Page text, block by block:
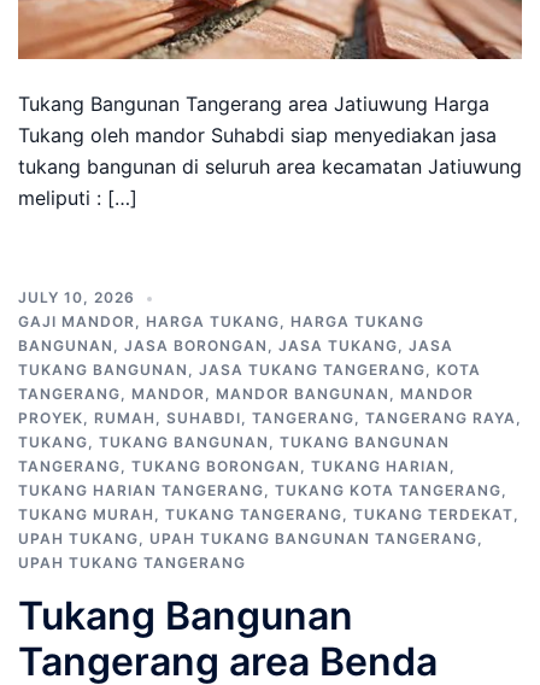
Tukang Bangunan Tangerang area Jatiuwung Harga
Tukang oleh mandor Suhabdi siap menyediakan jasa
tukang bangunan di seluruh area kecamatan Jatiuwung
meliputi : […]
JULY 10, 2026
GAJI MANDOR, HARGA TUKANG, HARGA TUKANG
BANGUNAN , JASA BORONGAN , JASA TUKANG, JASA
TUKANG BANGUNAN , JASA TUKANG TANGERANG, KOTA
TANGERANG, MANDOR, MANDOR BANGUNAN , MANDOR
PROYEK, RUMAH , SUHABDI, TANGERANG, TANGERANG RAYA,
TUKANG, TUKANG BANGUNAN , TUKANG BANGUNAN
TANGERANG, TUKANG BORONGAN , TUKANG HARIAN ,
TUKANG HARIAN TANGERANG, TUKANG KOTA TANGERANG,
TUKANG MURAH , TUKANG TANGERANG, TUKANG TERDEKAT,
UPAH TUKANG, UPAH TUKANG BANGUNAN TANGERANG,
UPAH TUKANG TANGERANG
Tukang Bangunan
Tangerang area Benda